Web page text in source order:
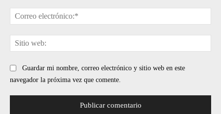
Guardar mi nombre, correo electrónico y sitio web en este
navegador la próxima vez que comente.